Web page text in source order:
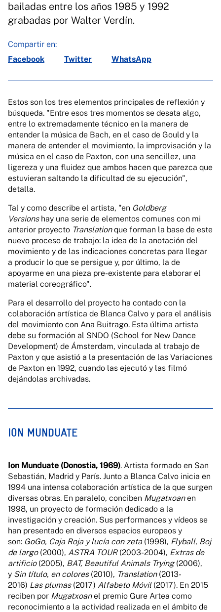
bailadas entre los años 1985 y 1992
grabadas por Walter Verdín.
Compartir en:
Facebook
Twitter WhatsApp
Estos son los tres elementos principales de reflexión y
búsqueda. "Entre esos tres momentos se desata algo,
entre lo extremadamente técnico en la manera de
entender la música de Bach, en el caso de Gould y la
manera de entender el movimiento, la improvisación y la
música en el caso de Paxton, con una sencillez, una
ligereza y una fluidez que ambos hacen que parezca que
estuvieran saltando la dificultad de su ejecución",
detalla.
Tal y como describe el artista, "en Goldberg
Versionshay una serie de elementos comunes con mi
anterior proyecto Translationque forman la base de este
nuevo proceso de trabajo: la idea de la anotación del
movimiento y de las indicaciones concretas para llegar
a producir lo que se persigue y, por último, la de
apoyarme en una pieza pre-existente para elaborar el
material coreográfico".
Para el desarrollo del proyecto ha contado con la
colaboración artística de Blanca Calvo y para el análisis
del movimiento con Ana Buitrago. Esta última artista
debe su formación al SNDO (School for New Dance
Development) de Ámsterdam, vinculada al trabajo de
Paxton y que asistió a la presentación de las Variaciones
de Paxton en 1992, cuando las ejecutó y las filmó
dejándolas archivadas.
ION MUNDUATE
Ion Munduate (Donostia, 1969). Artista formado en San
Sebastián, Madrid y París. Junto a Blanca Calvo inicia en
1994 una intensa colaboración artística de la que surgen
diversas obras. En paralelo, conciben Mugatxoanen
1998, un proyecto de formación dedicado a la
investigación y creación. Sus performances y vídeos se
han presentado en diversos espacios europeos y
son: GoGo, Caja Roja y lucía con zeta(1998), Flyball, Boj
de largo(2000), ASTRA TOUR(2003-2004), Extras de
artificio(2005), BAT, Beautiful Animals Trying(2006),
y Sin título, en colores(2010), Translation(2013-
2016) Las plumas(2017) Alfabeto Móvil(2017). En 2015
reciben por Mugatxoanel premio Gure Artea como
reconocimiento a la actividad realizada en el ámbito de